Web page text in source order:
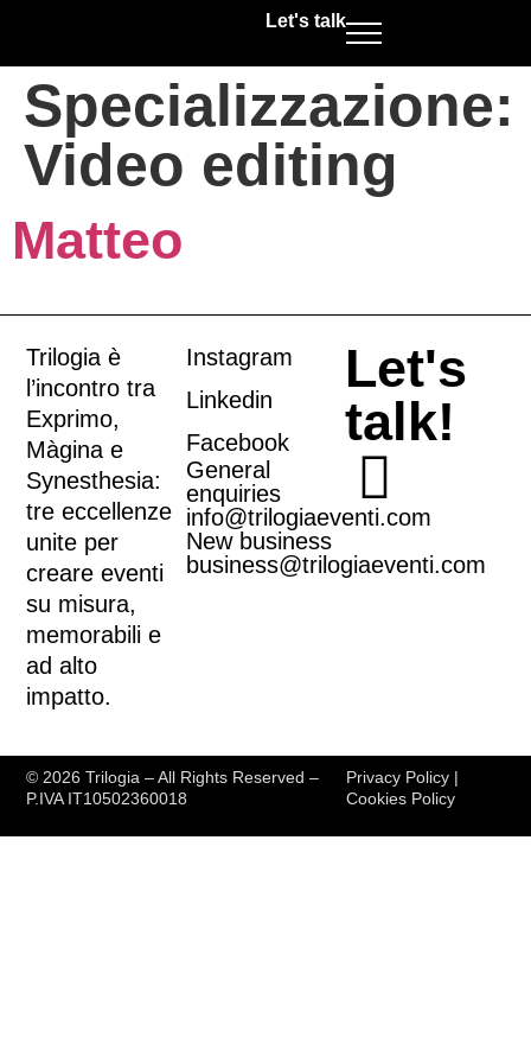
Let's talk
Specializzazione:
Video editing
Matteo
Trilogia è
l’incontro tra
Exprimo,
Màgina e
Synesthesia:
tre eccellenze
unite per
creare eventi
su misura,
memorabili e
ad alto
impatto.
Instagram
Linkedin
Facebook
General
enquiries
info@trilogiaeventi.com
New business
business@trilogiaeventi.com
Let's
talk!
© 2026 Trilogia – All Rights Reserved –
P.IVA IT10502360018
Privacy Policy |
Cookies Policy